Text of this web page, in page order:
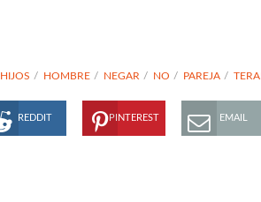
HIJOS HOMBRE NEGAR NO PAREJA
REDDIT PINTEREST EMAIL